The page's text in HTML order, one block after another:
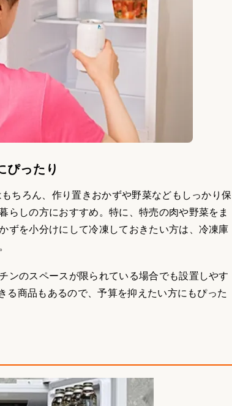
ぴったり
ちろん、作り置きおかずや野菜などもしっかり保
らしの方におすすめ。特に、特売の肉や野菜をま
ずを小分けにして冷凍しておきたい方は、冷凍庫
ンのスペースが限られている場合でも設置しやす
る商品もあるので、予算を抑えたい方にもぴった